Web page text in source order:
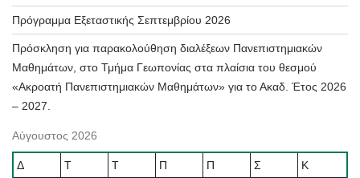
Πρόγραμμα Εξεταστικής Σεπτεμβρίου 2026
Πρόσκληση για παρακολούθηση διαλέξεων Πανεπιστημιακών
Μαθημάτων, στο Τμήμα Γεωπονίας στα πλαίσια του θεσμού
«Ακροατή Πανεπιστημιακών Μαθημάτων» για το Ακαδ. Έτος 2026
– 2027.
Αύγουστος 2026
Δ Τ Τ Π Π Σ
Κ